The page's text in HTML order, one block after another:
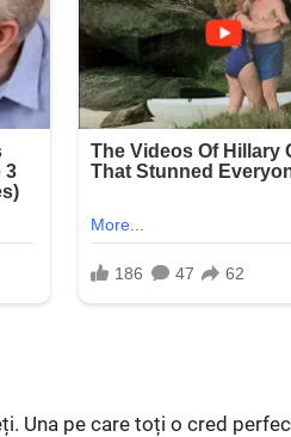
Una pe care toți o cred